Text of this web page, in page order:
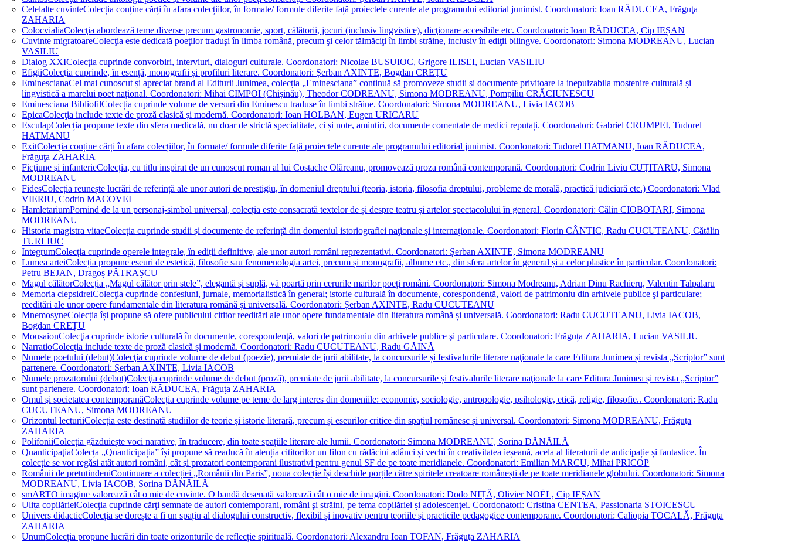
Celelalte cuvinteColecția conține cărți în afara colecțiilor, în formate/ formule diferite față proiectele curente ale programului editorial junimist. Coordonatori: Ioan RĂDUCEA, Frăguţa
ZAHARIA
ColocvialiaColecţia abordează teme diverse precum gastronomie, sport, călătorii, jocuri (inclusiv lingvistice), dicţionare accesibile etc. Coordonatori: Ioan RĂDUCEA, Cip IEȘAN
Cuvinte migratoareColecţia este dedicată poeţilor traduşi în limba română, precum şi celor tălmăciţi în limbi străine, inclusiv în ediţii bilingve. Coordonatori: Simona MODREANU, Lucian
VASILIU
Dialog XXIColecţia cuprinde convorbiri, interviuri, dialoguri culturale. Coordonatori: Nicolae BUSUIOC, Grigore ILISEI, Lucian VASILIU
EfigiiColecţia cuprinde, în esență, monografii și profiluri literare. Coordonatori: Șerban AXINTE, Bogdan CREŢU
EminescianaCel mai cunoscut și apreciat brand al Editurii Junimea, colecția „Eminesciana” continuă să promoveze studii și documente privitoare la inepuizabila moștenire culturală și
lingvistică a marelui poet național. Coordonatori: Mihai CIMPOI (Chișinău), Theodor CODREANU, Simona MODREANU, Pompiliu CRĂCIUNESCU
Eminesciana BibliofilColecția cuprinde volume de versuri din Eminescu traduse în limbi străine. Coordonatori: Simona MODREANU, Livia IACOB
EpicaColecţia include texte de proză clasică și modernă. Coordonatori: Ioan HOLBAN, Eugen URICARU
EsculapColecția propune texte din sfera medicală, nu doar de strictă specialitate, ci și note, amintiri, documente comentate de medici reputați. Coordonatori: Gabriel CRUMPEI, Tudorel
HATMANU
ExitColecția conține cărți în afara colecțiilor, în formate/ formule diferite față proiectele curente ale programului editorial junimist. Coordonatori: Tudorel HATMANU, Ioan RĂDUCEA,
Frăguţa ZAHARIA
Ficţiune şi infanterieColecția, cu titlu inspirat de un cunoscut roman al lui Costache Olăreanu, promovează proza română contemporană. Coordonatori: Codrin Liviu CUŢITARU, Simona
MODREANU
FidesColecția reunește lucrări de referință ale unor autori de prestigiu, în domeniul dreptului (teoria, istoria, filosofia dreptului, probleme de morală, practică judiciară etc.) Coordonatori: Vlad
VIERIU, Codrin MACOVEI
HamletariumPornind de la un personaj-simbol universal, colecția este consacrată textelor de și despre teatru și artelor spectacolului în general. Coordonatori: Călin CIOBOTARI, Simona
MODREANU
Historia magistra vitaeColecția cuprinde studii și documente de referință din domeniul istoriografiei naţionale şi internaţionale. Coordonatori: Florin CÂNTIC, Radu CUCUTEANU, Cătălin
TURLIUC
IntegrumColecția cuprinde operele integrale, în ediții definitive, ale unor autori români reprezentativi. Coordonatori: Șerban AXINTE, Simona MODREANU
Lumea arteiColecția propune eseuri de estetică, filosofie sau fenomenologia artei, precum și monografii, albume etc., din sfera artelor în general și a celor plastice în particular. Coordonatori:
Petru BEJAN, Dragoș PĂTRAȘCU
Magul călătorColecția „Magul călător prin stele”, elegantă și suplă, vă poartă prin cerurile marilor poeți români. Coordonatori: Simona Modreanu, Adrian Dinu Rachieru, Valentin Talpalaru
Memoria clepsidreiColecţia cuprinde confesiuni, jurnale, memorialistică în general; istorie culturală în documente, corespondență, valori de patrimoniu din arhivele publice şi particulare;
reeditări ale unor opere fundamentale din literatura română și universală. Coordonatori: Șerban AXINTE, Radu CUCUTEANU
MnemosyneColecția își propune să ofere publicului cititor reeditări ale unor opere fundamentale din literatura română și universală. Coordonatori: Radu CUCUTEANU, Livia IACOB,
Bogdan CREȚU
MousaionColecţia cuprinde istorie culturală în documente, corespondenţă, valori de patrimoniu din arhivele publice şi particulare. Coordonatori: Frăguța ZAHARIA, Lucian VASILIU
NarratioColecţia include texte de proză clasică și modernă. Coordonatori: Radu CUCUTEANU, Radu GĂINĂ
Numele poetului (debut)Colecţia cuprinde volume de debut (poezie), premiate de jurii abilitate, la concursurile și festivalurile literare naţionale la care Editura Junimea și revista „Scriptor” sunt
partenere. Coordonatori: Șerban AXINTE, Livia IACOB
Numele prozatorului (debut)Colecţia cuprinde volume de debut (proză), premiate de jurii abilitate, la concursurile și festivalurile literare naţionale la care Editura Junimea și revista „Scriptor”
sunt partenere. Coordonatori: Ioan RĂDUCEA, Frăguța ZAHARIA
Omul şi societatea contemporanăColecția cuprinde volume pe teme de larg interes din domeniile: economie, sociologie, antropologie, psihologie, etică, religie, filosofie.. Coordonatori: Radu
CUCUTEANU, Simona MODREANU
Orizontul lecturiiColecția este destinată studiilor de teorie și istorie literară, precum și eseurilor critice din spațiul românesc și universal. Coordonatori: Simona MODREANU, Frăguţa
ZAHARIA
PolifoniiColecția găzduiește voci narative, în traducere, din toate spațiile literare ale lumii. Coordonatori: Simona MODREANU, Sorina DĂNĂILĂ
QuanticipaţiaColecța „Quanticipația” își propune să readucă în atenția cititorilor un filon cu rădăcini adânci și vechi în creativitatea ieșeană, acela al literaturii de anticipație și fantastice. În
colecție se vor regăsi atât autori români, cât și prozatori contemporani ilustrativi pentru genul SF de pe toate meridianele. Coordonatori: Emilian MARCU, Mihai PRICOP
Românii de pretutindeniContinuare a colecției „Românii din Paris”, noua colecție își deschide porțile către spiritele creatoare românești de pe toate meridianele globului. Coordonatori: Simona
MODREANU, Livia IACOB, Sorina DĂNĂILĂ
smARTO imagine valorează cât o mie de cuvinte. O bandă desenată valorează cât o mie de imagini. Coordonatori: Dodo NIȚĂ, Olivier NOËL, Cip IEȘAN
Ulița copilărieiColecţia cuprinde cărţi semnate de autori contemporani, români şi străini, pe tema copilăriei și adolescenţei. Coordonatori: Cristina CENTEA, Passionaria STOICESCU
Univers didacticColecția se dorește a fi un spațiu al dialogului constructiv, flexibil și inovativ pentru teoriile și practicile pedagogice contemporane. Coordonatori: Caliopia TOCALĂ, Frăguţa
ZAHARIA
UnumColecția propune lucrări din toate orizonturile de reflecție spirituală. Coordonatori: Alexandru Ioan TOFAN, Frăguţa ZAHARIA